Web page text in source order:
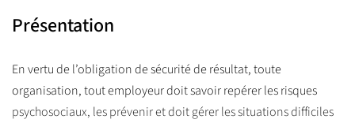
Présentation
En vertu de l’obligation de sécurité de résultat, toute
organisation, tout employeur doit savoir repérer les risques
psychosociaux, les prévenir et doit gérer les situations difficiles